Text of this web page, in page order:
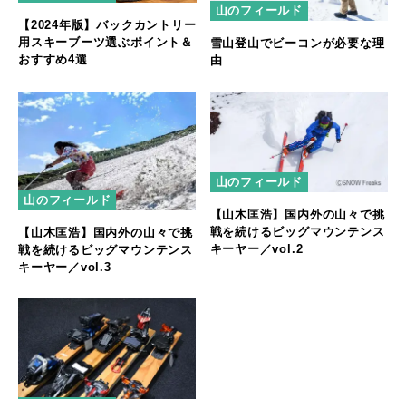
【2024年版】バックカントリー
用スキーブーツ選ぶポイント＆
おすすめ4選
山のフィールド
雪山登山でビーコンが必要な理
由
山のフィールド
【山木匡浩】国内外の山々で挑
戦を続けるビッグマウンテンス
キーヤー／vol.3
山のフィールド
【山木匡浩】国内外の山々で挑
戦を続けるビッグマウンテンス
キーヤー／vol.2